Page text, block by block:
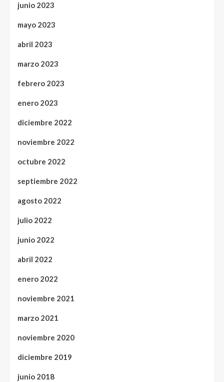
junio 2023
mayo 2023
abril 2023
marzo 2023
febrero 2023
enero 2023
diciembre 2022
noviembre 2022
octubre 2022
septiembre 2022
agosto 2022
julio 2022
junio 2022
abril 2022
enero 2022
noviembre 2021
marzo 2021
noviembre 2020
diciembre 2019
junio 2018